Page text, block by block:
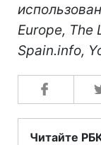
Europe, The
Spain.info,
Читайте